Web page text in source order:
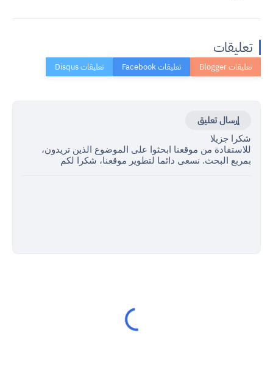
تعليقات
إرسال تعليق
شكرا جزيلا
للاستفادة من موقعنا ابحثوا على الموضوع الذين تريدون،
بمربع البحث. نسعى دائما لتطوير موقعنا، شكرا لكم